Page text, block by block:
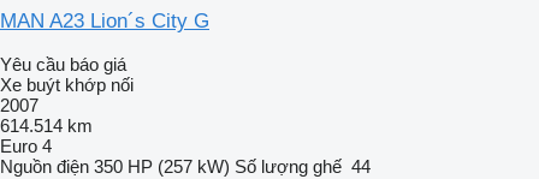
MAN A23 Lion´s City G
Yêu cầu báo giá
Xe buýt khớp nối
2007
614.514 km
Euro 4
Nguồn điện 350 HP (257 kW) Số lượng ghế 44